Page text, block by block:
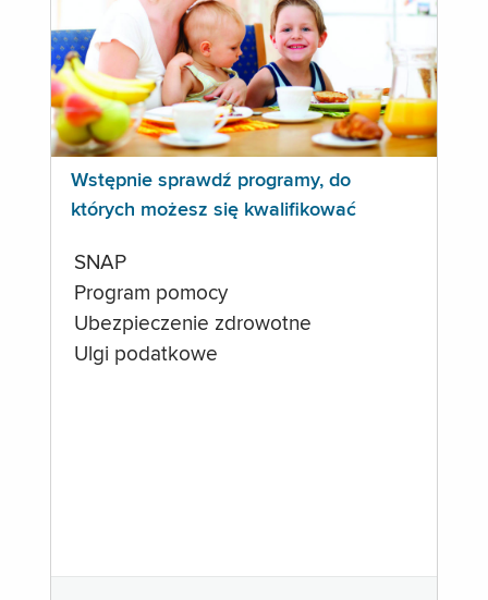
Wstępnie sprawdź programy, do
których możesz się kwalifikować
SNAP
Program pomocy
Ubezpieczenie zdrowotne
Ulgi podatkowe